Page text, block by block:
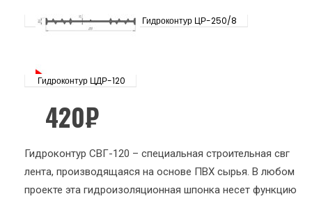
Гидроконтур ЦР-250/8
Гидроконтур ЦДР-120
420₽
Гидроконтур СВГ-120 – специальная строительная свг
лента, производящаяся на основе ПВХ сырья. В любом
проекте эта гидроизоляционная шпонка несет функцию